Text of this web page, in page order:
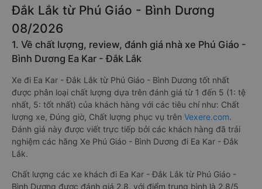
Đắk Lắk từ Phú Giáo - Bình Dương
08/2026
1. Về chất lượng, review, đánh giá nhà xe Phú Giáo -
Bình Dương Ea Kar - Đắk Lắk
Xe đi Ea Kar - Đắk Lắk từ Phú Giáo - Bình Dương tốt nhất
được phân loại chất lượng dựa trên đánh giá từ 1 đến 5 (1: tệ
nhất, 5: tốt nhất) của khách hàng với các tiêu chí như: Chất
lượng xe, Đúng giờ, Chất lượng phục vụ trên Vexere.com.
Đánh giá này được viết trực tiếp bởi các khách hàng đã trải
nghiệm các hãng Xe Phú Giáo - Bình Dương đi Ea Kar - Đắk
Lắk.
Chất lượng các xe khách đi Ea Kar - Đắk Lắk từ Phú Giáo -
Bình Dương được đánh giá 2.8, với điểm trung bình là 2.8/5